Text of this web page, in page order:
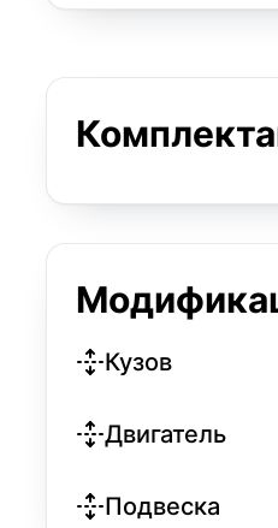
Кузов
Двигатель
Подвеска